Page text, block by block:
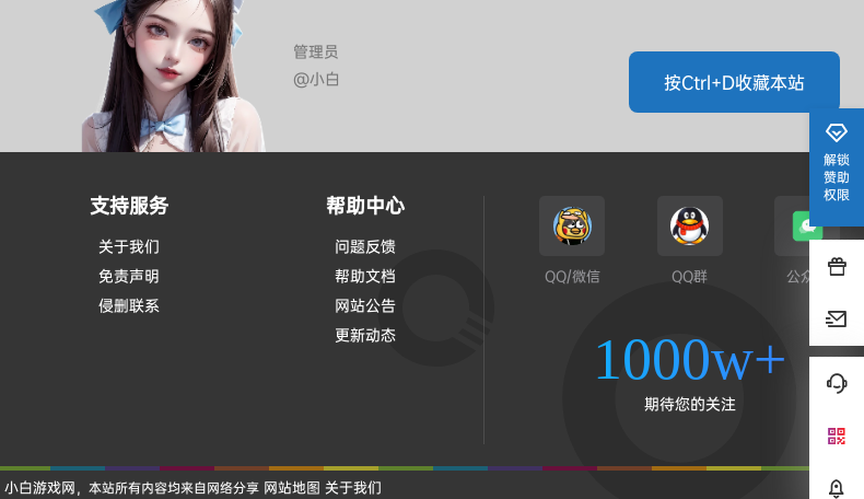
解锁
赞助
权限
按Ctrl+D收藏本站
管理员
@小白
支持服务
关于我们
免责声明
侵删联系
帮助中心
问题反馈
帮助文档
网站公告
更新动态
QQ/微信 QQ群 公众号
1000w+
期待您的关注
小白游戏网，本站所有内容均来自网络分享 网站地图 关于我们